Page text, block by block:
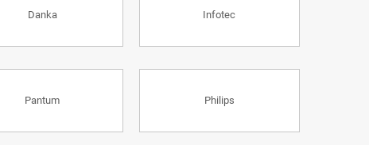
Danka Infotec
Pantum Philips